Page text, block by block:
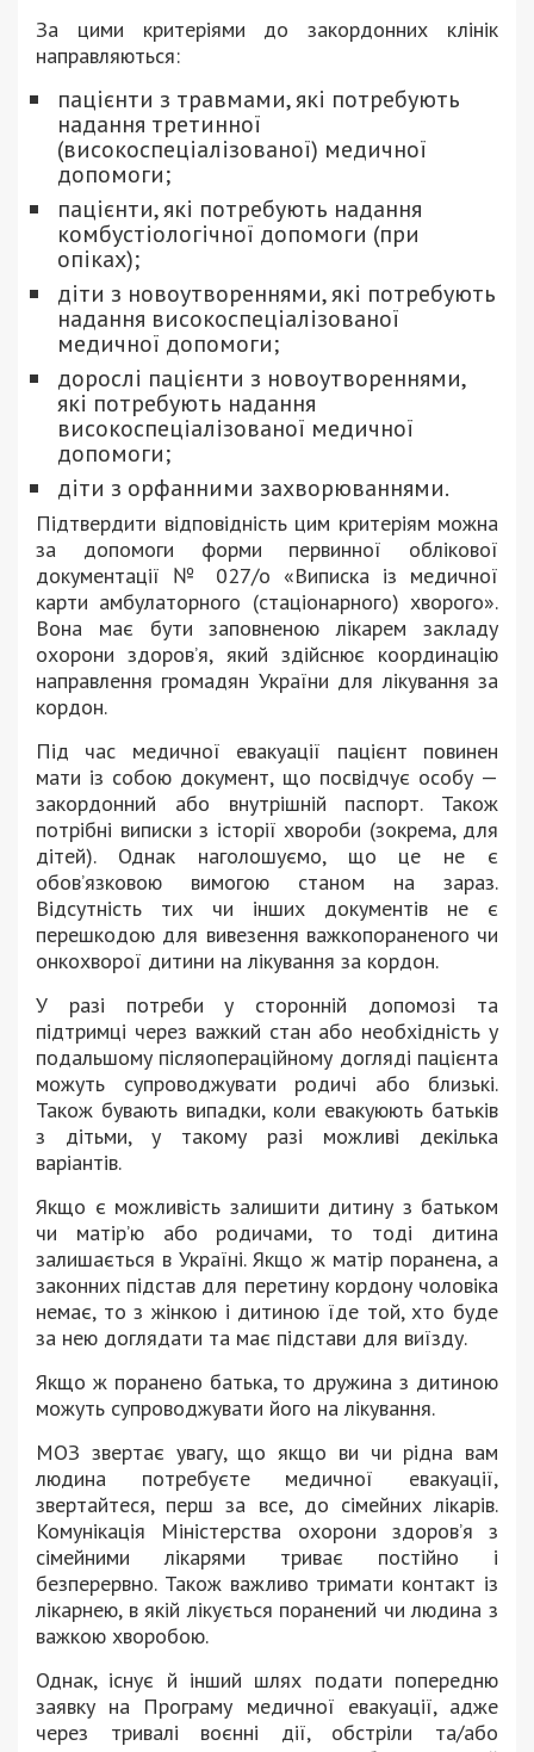
За цими критеріями до закордонних клінік
направляються:
пацієнти з травмами, які потребують
надання третинної
(високоспеціалізованої) медичної
допомоги;
пацієнти, які потребують надання
комбустіологічної допомоги (при
опіках);
діти з новоутвореннями, які потребують
надання високоспеціалізованої
медичної допомоги;
дорослі пацієнти з новоутвореннями,
які потребують надання
високоспеціалізованої медичної
допомоги;
діти з орфанними захворюваннями.
Підтвердити відповідність цим критеріям можна
за допомоги форми первинної облікової
документації № 027/о «Виписка із медичної
карти амбулаторного (стаціонарного) хворого».
Вона має бути заповненою лікарем закладу
охорони здоров’я, який здійснює координацію
направлення громадян України для лікування за
кордон.
Під час медичної евакуації пацієнт повинен
мати із собою документ, що посвідчує особу —
закордонний або внутрішній паспорт. Також
потрібні виписки з історії хвороби (зокрема, для
дітей). Однак наголошуємо, що це не є
обов’язковою вимогою станом на зараз.
Відсутність тих чи інших документів не є
перешкодою для вивезення важкопораненого чи
онкохворої дитини на лікування за кордон.
У разі потреби у сторонній допомозі та
підтримці через важкий стан або необхідність у
подальшому післяопераційному догляді пацієнта
можуть супроводжувати родичі або близькі.
Також бувають випадки, коли евакуюють батьків
з дітьми, у такому разі можливі декілька
варіантів.
Якщо є можливість залишити дитину з батьком
чи матір’ю або родичами, то тоді дитина
залишається в Україні. Якщо ж матір поранена, а
законних підстав для перетину кордону чоловіка
немає, то з жінкою і дитиною їде той, хто буде
за нею доглядати та має підстави для виїзду.
Якщо ж поранено батька, то дружина з дитиною
можуть супроводжувати його на лікування.
МОЗ звертає увагу, що якщо ви чи рідна вам
людина потребуєте медичної евакуації,
звертайтеся, перш за все, до сімейних лікарів.
Комунікація Міністерства охорони здоровʼя з
сімейними лікарями триває постійно і
безперервно. Також важливо тримати контакт із
лікарнею, в якій лікується поранений чи людина з
важкою хворобою.
Однак, існує й інший шлях подати попередню
заявку на Програму медичної евакуації, адже
через тривалі воєнні дії, обстріли та/або